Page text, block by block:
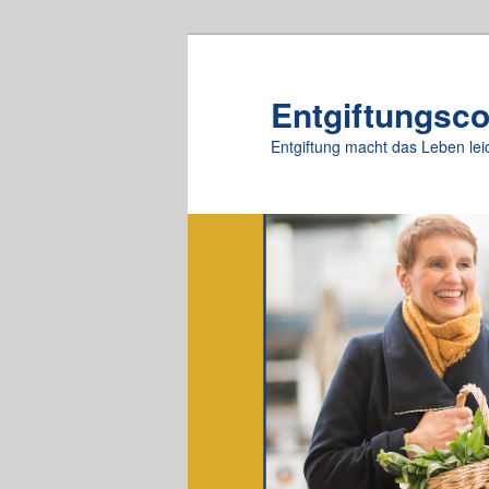
Entgiftung macht das Leben